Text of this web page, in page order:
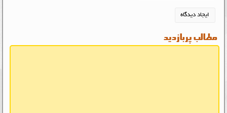
مطالب پربازدید